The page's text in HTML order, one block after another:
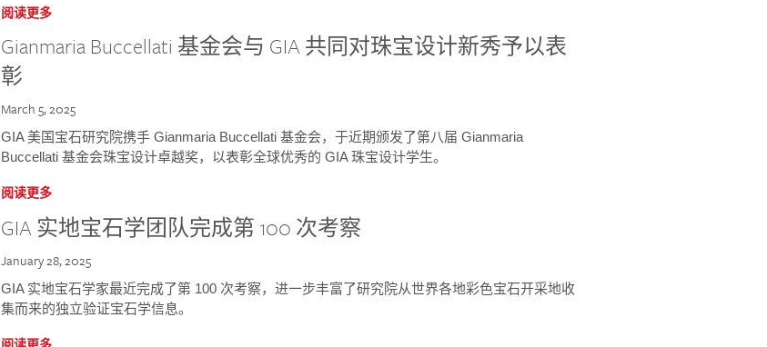
阅读更多
Gianmaria Buccellati 基金会与 GIA 共同对珠宝设计新秀予以表
彰
March 5, 2025
GIA 美国宝石研究院携手 Gianmaria Buccellati 基金会，于近期颁发了第八届 Gianmaria
Buccellati 基金会珠宝设计卓越奖，以表彰全球优秀的 GIA 珠宝设计学生。
阅读更多
GIA 实地宝石学团队完成第 100 次考察
January 28, 2025
GIA 实地宝石学家最近完成了第 100 次考察，进一步丰富了研究院从世界各地彩色宝石开采地收
集而来的独立验证宝石学信息。